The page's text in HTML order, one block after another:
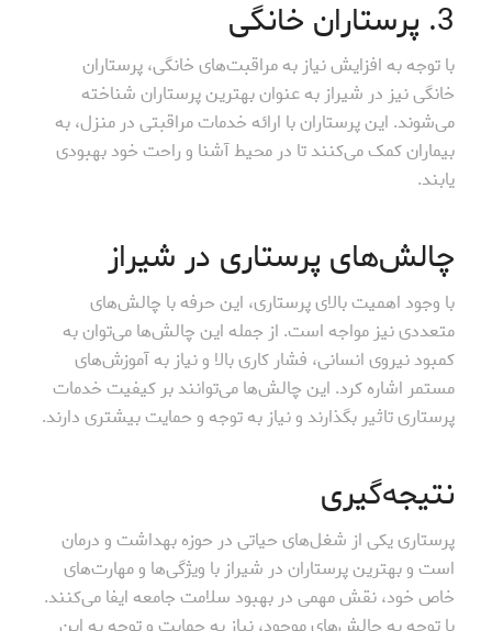
3. پرستاران خانگی
با توجه به افزایش نیاز به مراقبت‌های خانگی، پرستاران
خانگی نیز در شیراز به عنوان بهترین پرستاران شناخته
می‌شوند. این پرستاران با ارائه خدمات مراقبتی در منزل، به
بیماران کمک می‌کنند تا در محیط آشنا و راحت خود بهبودی
یابند.
چالش‌های پرستاری در شیراز
با وجود اهمیت بالای پرستاری، این حرفه با چالش‌های
متعددی نیز مواجه است. از جمله این چالش‌ها می‌توان به
کمبود نیروی انسانی، فشار کاری بالا و نیاز به آموزش‌های
مستمر اشاره کرد. این چالش‌ها می‌توانند بر کیفیت خدمات
پرستاری تاثیر بگذارند و نیاز به توجه و حمایت بیشتری دارند.
نتیجه‌گیری
پرستاری یکی از شغل‌های حیاتی در حوزه بهداشت و درمان
است و بهترین پرستاران در شیراز با ویژگی‌ها و مهارت‌های
خاص خود، نقش مهمی در بهبود سلامت جامعه ایفا می‌کنند.